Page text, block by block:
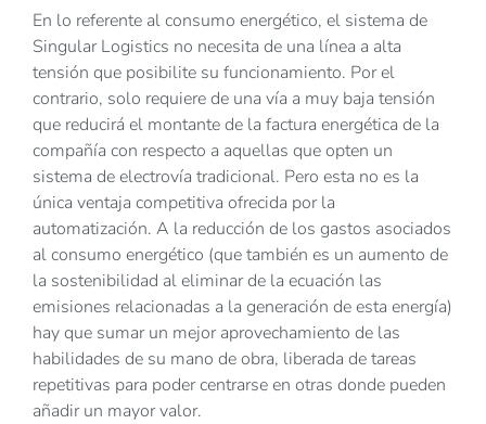
En lo referente al consumo energético, el sistema de
Singular Logistics no necesita de una línea a alta
tensión que posibilite su funcionamiento. Por el
contrario, solo requiere de una vía a muy baja tensión
que reducirá el montante de la factura energética de la
compañía con respecto a aquellas que opten un
sistema de electrovía tradicional. Pero esta no es la
única ventaja competitiva ofrecida por la
automatización. A la reducción de los gastos asociados
al consumo energético (que también es un aumento de
la sostenibilidad al eliminar de la ecuación las
emisiones relacionadas a la generación de esta energía)
hay que sumar un mejor aprovechamiento de las
habilidades de su mano de obra, liberada de tareas
repetitivas para poder centrarse en otras donde pueden
añadir un mayor valor.